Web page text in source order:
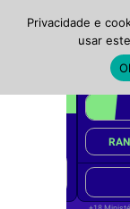
Privacidade e
usar